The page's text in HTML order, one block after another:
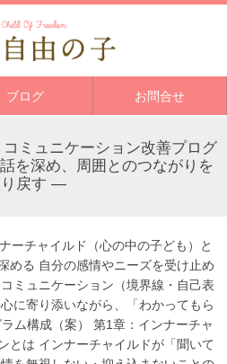
ブログ お問合せ
ミュニケーション改善プログ
を深め、周囲とのつながりを
戻す ―
ーチャイルド（心の中の子ども）と
める 自分の感情やニーズを受け止め
ミュニケーション（境界線・自己表
に寄り添いながら、「わかってもら
ム構成（案） 第1章：インナーチャ
とは インナーチャイルドが「聞いて